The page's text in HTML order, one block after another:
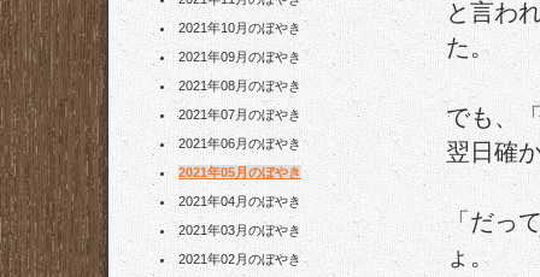
2021年10月のぼやき
2021年09月のぼやき
2021年08月のぼやき
2021年07月のぼやき
2021年06月のぼやき
2021年05月のぼやき
2021年04月のぼやき
2021年03月のぼやき
2021年02月のぼやき
と言わ
た。
でも、
翌日確
「だっ
ょ。